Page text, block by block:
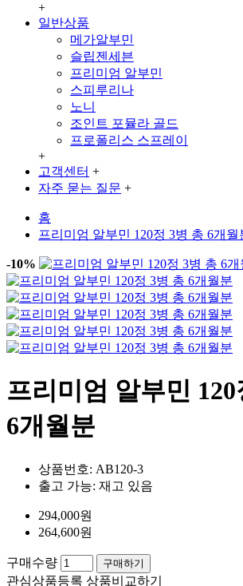
+
일반상품
메가알부민
슬립젠세븐
프리미엄 알부민
스피루리나
노니
조인트 포뮬라 골드
프로폴리스 스프레이
+
고객센터 +
자주 묻는 질문 +
홈
프리미엄 알부민 120정 3병 총 6개월
-10%
프리미엄 알부민
6개월분
상품번호: AB120-3
출고 가능: 재고 있음
294,000원
264,600원
구매수량 구매하기
관심상품등록 상품비교하기